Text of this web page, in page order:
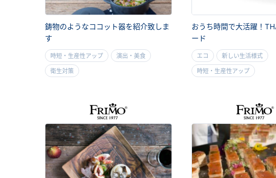
鋳物のようなココット器を紹介致しま
す
時短・生産性アップ 演出・美食
衛生対策
おうち時間で大活躍！
ード
エコ 新しい生活様式
時短・生産性アップ